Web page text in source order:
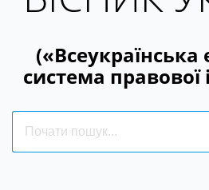
(«Всеукраїнська
система правової